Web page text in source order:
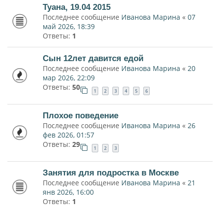
Туана, 19.04 2015
Последнее сообщение Иванова Марина « 07
май 2026, 18:39
Ответы: 1
Сын 12лет давится едой
Последнее сообщение Иванова Марина « 20
мар 2026, 22:09
Ответы: 50 1 2 3 4 5 6
Плохое поведение
Последнее сообщение Иванова Марина « 26
фев 2026, 01:57
Ответы: 29 1 2 3
Занятия для подростка в Москве
Последнее сообщение Иванова Марина « 21
янв 2026, 16:00
Ответы: 1